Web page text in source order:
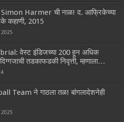
Simon Harmer ची नाळ! द. आफ्रिकेच्या
कहाणी, 2015
वेस्ट इंडिजच्या 200 हून अधिक
तडकाफडकी निवृत्ती, म्हणाला…
Team ने गाठला तळ! बांगलादेशनेही